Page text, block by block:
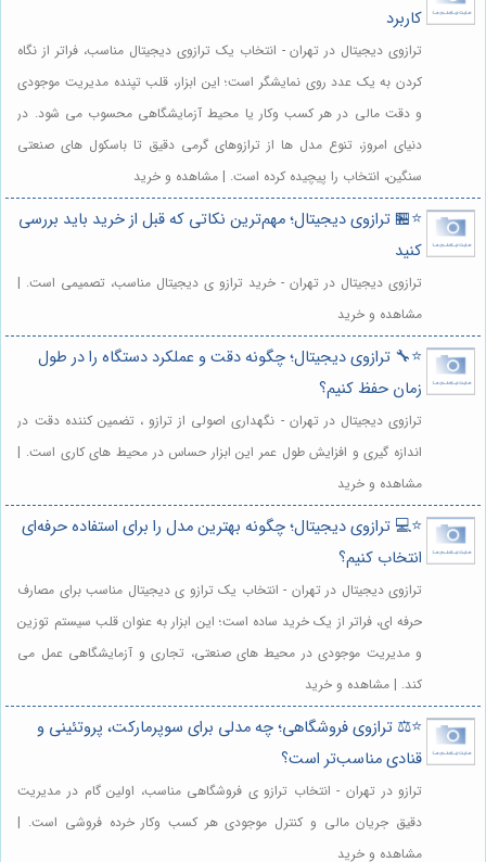
کاربرد
ترازوی دیجیتال در تهران - انتخاب یک ترازوی دیجیتال مناسب، فراتر از نگاه
کردن به یک عدد روی نمایشگر است؛ این ابزار، قلب تپنده مدیریت موجودی
و دقت مالی در هر کسب وکار یا محیط آزمایشگاهی محسوب می شود. در
دنیای امروز، تنوع مدل ها از ترازوهای گرمی دقیق تا باسکول های صنعتی
سنگین، انتخاب را پیچیده کرده است. | مشاهده و خرید
⭐️🏪 ترازوی دیجیتال؛ مهم‌ترین نکاتی که قبل از خرید باید بررسی
کنید
ترازوی دیجیتال در تهران - خرید ترازو ی دیجیتال مناسب، تصمیمی است. |
مشاهده و خرید
⭐️🔧 ترازوی دیجیتال؛ چگونه دقت و عملکرد دستگاه را در طول
زمان حفظ کنیم؟
ترازوی دیجیتال در تهران - نگهداری اصولی از ترازو ، تضمین کننده دقت در
اندازه گیری و افزایش طول عمر این ابزار حساس در محیط های کاری است. |
مشاهده و خرید
⭐️💻 ترازوی دیجیتال؛ چگونه بهترین مدل را برای استفاده حرفه‌ای
انتخاب کنیم؟
ترازوی دیجیتال در تهران - انتخاب یک ترازو ی دیجیتال مناسب برای مصارف
حرفه ای، فراتر از یک خرید ساده است؛ این ابزار به عنوان قلب سیستم توزین
و مدیریت موجودی در محیط های صنعتی، تجاری و آزمایشگاهی عمل می
کند. | مشاهده و خرید
⭐️⚖️ ترازوی فروشگاهی؛ چه مدلی برای سوپرمارکت، پروتئینی و
قنادی مناسب‌تر است؟
ترازو در تهران - انتخاب ترازو ی فروشگاهی مناسب، اولین گام در مدیریت
دقیق جریان مالی و کنترل موجودی هر کسب وکار خرده فروشی است. |
مشاهده و خرید